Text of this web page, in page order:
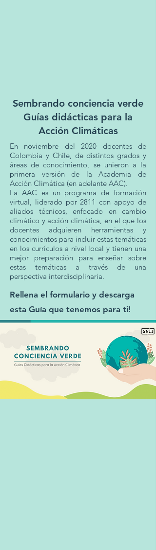
En noviembre del 2020 docentes de
Colombia y Chile, de distintos grados y
áreas de conocimiento, se unieron a la
primera versión de la Academia de
Acción Climática (en adelante AAC).
La AAC es un programa de formación
virtual, liderado por 2811 con apoyo de
aliados técnicos, enfocado en cambio
climático y acción climática, en el que los
docentes adquieren herramientas y
conocimientos para incluir estas temáticas
en los currículos a nivel local y tienen una
mejor preparación para enseñar sobre
estas temáticas a través de una
perspectiva interdisciplinaria.
Sembrando conciencia verde
Guías didácticas para la
Acción Climáticas
Rellena el formulario y descarga
esta Guía que tenemos para ti!